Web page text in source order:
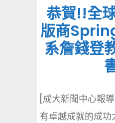
恭賀!!全
版商
系詹錢登
[成大新聞中心報
有卓越成就的成